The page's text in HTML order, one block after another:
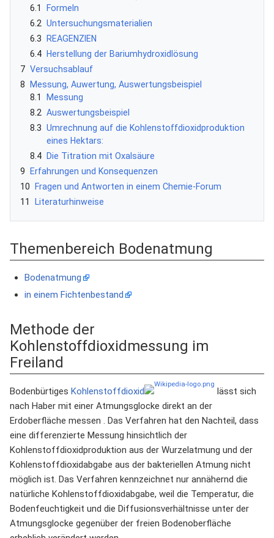
6.1
Formeln
6.2 Untersuchungsmaterialien
6.3
REAGENZIEN
6.4
Herstellung der Bariumhydroxidlösung
7 Versuchsablauf
8
Messung, Auwertung, Auswertungsbeispiel
8.1
Messung
8.2 Auswertungsbeispiel
8.3 Umrechnung auf die Kohlenstoffdioxidproduktion
eines Hektars:
8.4
Die Titration mit Oxalsäure
9
Erfahrungen und Konsequenzen
10
Fragen und Antworten in einem Chemie-Forum
11
Literaturhinweise
Themenbereich Bodenatmung
Bodenatmung
in einem Fichtenbestand
Methode der
Kohlenstoffdioxidmessung im
Freiland
Bodenbürtiges Kohlenstoffdioxid
lässt sich
nach Haber mit einer Atmungsglocke direkt an der
Erdoberfläche messen . Das Verfahren hat den Nachteil, dass
eine differenzierte Messung hinsichtlich der
Kohlenstoffdioxidproduktion aus der Wurzelatmung und der
Kohlenstoffdioxidabgabe aus der bakteriellen Atmung nicht
möglich ist. Das Verfahren kennzeichnet nur annähernd die
natürliche Kohlenstoffdioxidabgabe, weil die Temperatur, die
Bodenfeuchtigkeit und die Diffusionsverhältnisse unter der
Atmungsglocke gegenüber der freien Bodenoberfläche